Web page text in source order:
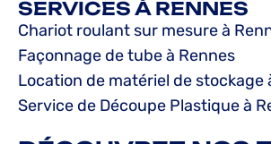
SERVICES À RENNES
Chariot roulant sur mesure à
Façonnage de tube à Rennes
Location de matériel de stockage
Service de Découpe Plastique à